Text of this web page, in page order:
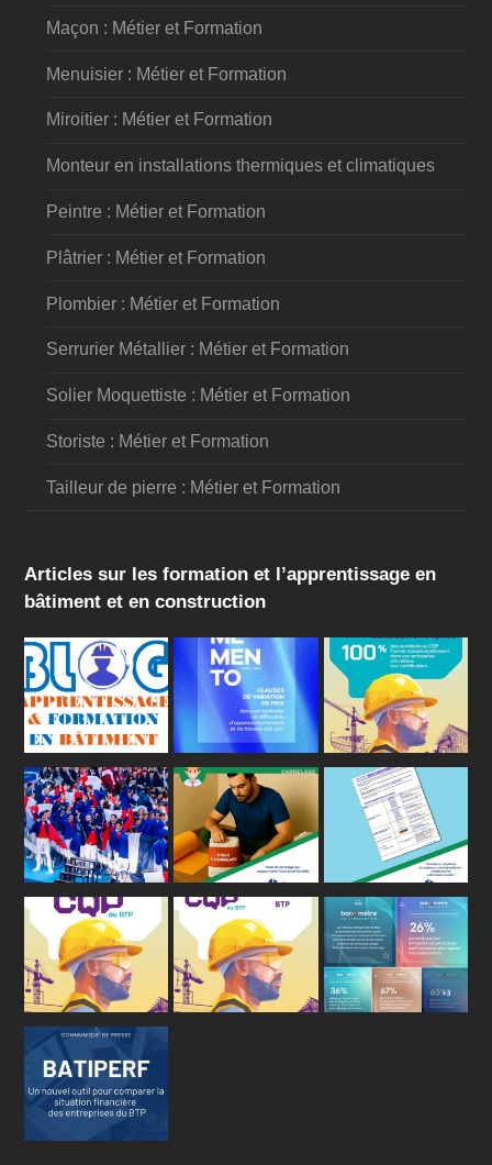
Maçon : Métier et Formation
Menuisier : Métier et Formation
Miroitier : Métier et Formation
Monteur en installations thermiques et climatiques
Peintre : Métier et Formation
Plâtrier : Métier et Formation
Plombier : Métier et Formation
Serrurier Métallier : Métier et Formation
Solier Moquettiste : Métier et Formation
Storiste : Métier et Formation
Tailleur de pierre : Métier et Formation
Articles sur les formation et l’apprentissage en
bâtiment et en construction